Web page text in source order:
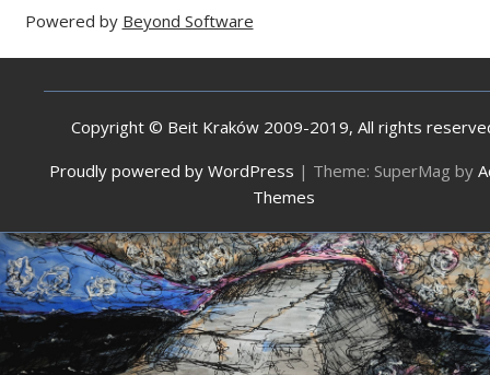
Powered by Beyond Software
Copyright © Beit Kraków 2009-2019, All rights
Proudly powered by WordPress | Theme: SuperMag by
Themes